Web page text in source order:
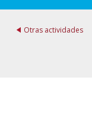
Otras actividades